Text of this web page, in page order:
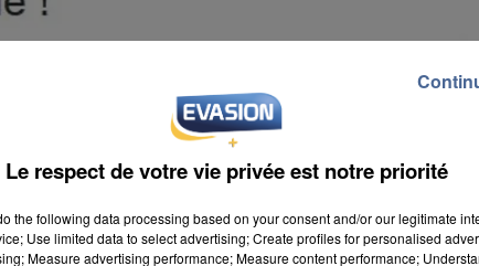
Le respect de votre vie privée est notre priorité
the following data processing based on your consent and/or our legitimate
Use limited data to select advertising; Create profiles for personalised
Measure advertising performance; Measure content performance;